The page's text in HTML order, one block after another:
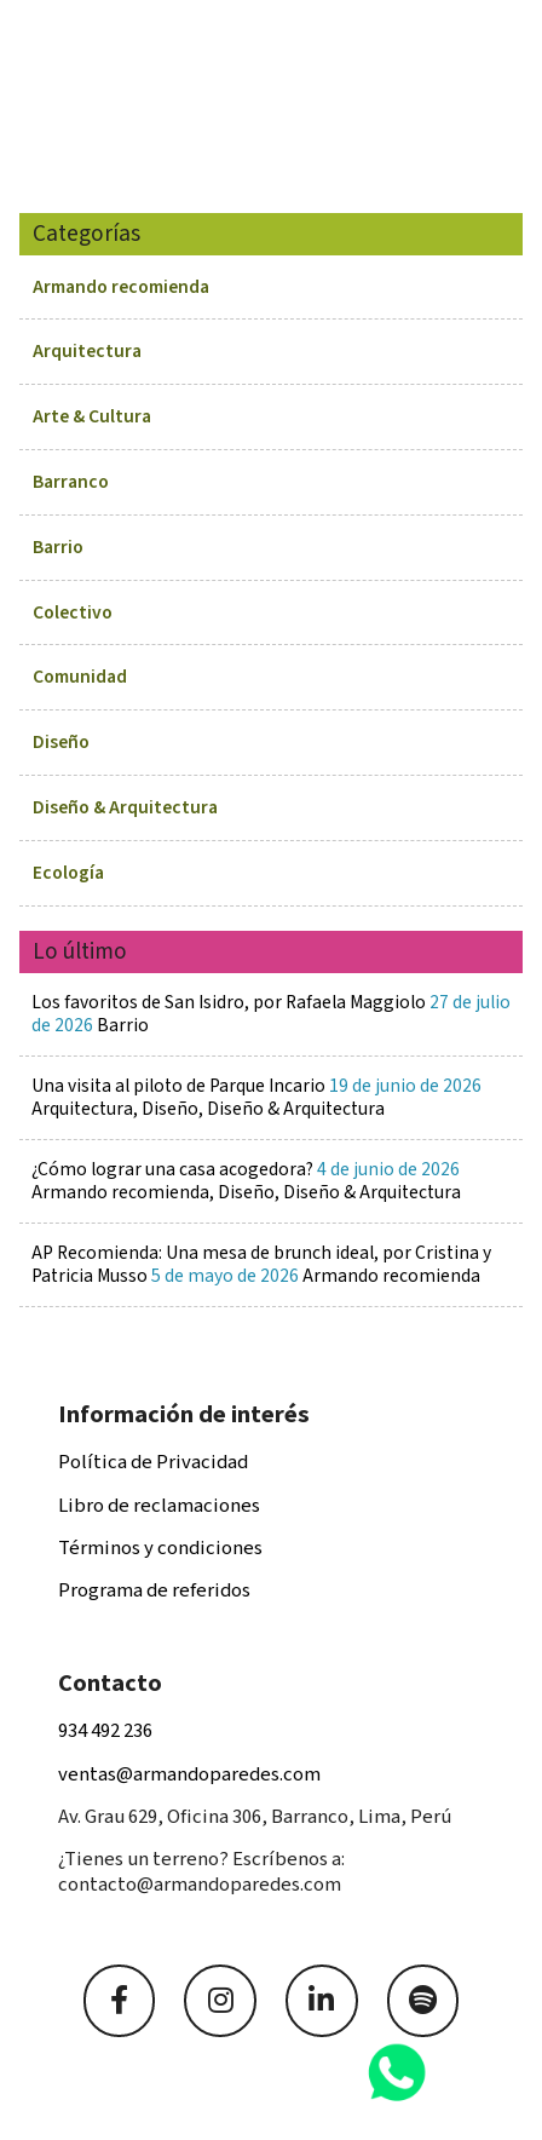
Categorías
Armando recomienda
Arquitectura
Arte & Cultura
Barranco
Barrio
Colectivo
Comunidad
Diseño
Diseño & Arquitectura
Ecología
Lo último
Los favoritos de San Isidro, por Rafaela Maggiolo 27 de julio
de 2026 Barrio
Una visita al piloto de Parque Incario 19 de junio de 2026
Arquitectura, Diseño, Diseño & Arquitectura
¿Cómo lograr una casa acogedora?4 de junio de 2026
Armando recomienda, Diseño, Diseño & Arquitectura
AP Recomienda: Una mesa de brunch ideal, por Cristina y
Patricia Musso5 de mayo de 2026Armando recomienda
Información de interés
Política de Privacidad
Libro de reclamaciones
Términos y condiciones
Programa de referidos
Contacto
934 492 236
ventas@armandoparedes.com
Av. Grau 629, Oficina 306, Barranco, Lima, Perú
¿Tienes un terreno? Escríbenos a:
contacto@armandoparedes.com